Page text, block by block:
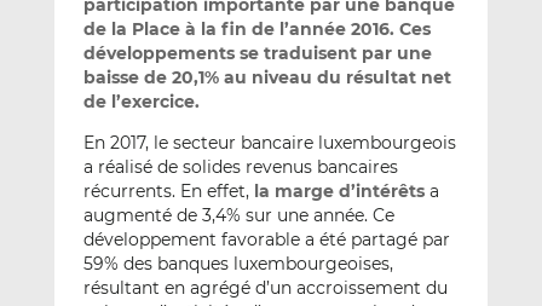
participation importante par une banque
de la Place à la fin de l’année 2016. Ces
développements se traduisent par une
baisse de 20,1% au niveau du résultat net
de l’exercice.
En 2017, le secteur bancaire luxembourgeois
a réalisé de solides revenus bancaires
récurrents. En effet, la marge d’intérêtsa
augmenté de 3,4% sur une année. Ce
développement favorable a été partagé par
59% des banques luxembourgeoises,
résultant en agrégé d’un accroissement du